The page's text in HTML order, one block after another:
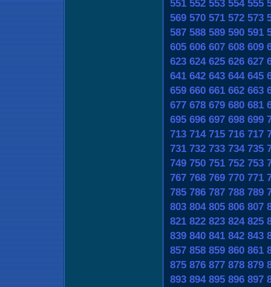
551 552 553 554 555
569 570 571 572 573
587 588 589 590 591
605 606 607 608 609
623 624 625 626 627
641 642 643 644 645
659 660 661 662 663
677 678 679 680 681
695 696 697 698 699
713 714 715 716 717
731 732 733 734 735
749 750 751 752 753
767 768 769 770 771
785 786 787 788 789
803 804 805 806 807
821 822 823 824 825
839 840 841 842 843
857 858 859 860 861
875 876 877 878 879
893 894 895 896 897